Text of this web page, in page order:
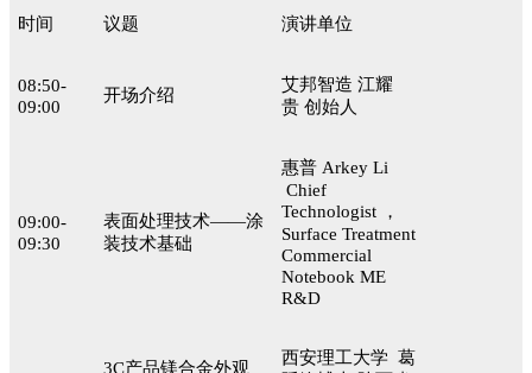
时间 议题 演讲单位
08:50-
09:00
开场介绍
艾邦智造 江耀
贵 创始人
09:00-
09:30
表面处理技术——涂
装技术基础
惠普 Arkey Li
Chief
Technologist ，
Surface Treatment
Commercial
Notebook ME
R&D
3C产品镁合金外观
西安理工大学 葛